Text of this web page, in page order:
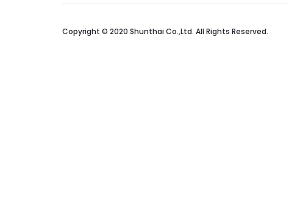
Copyright © 2020 Shunthai Co.,Ltd. All Rights Reserved.